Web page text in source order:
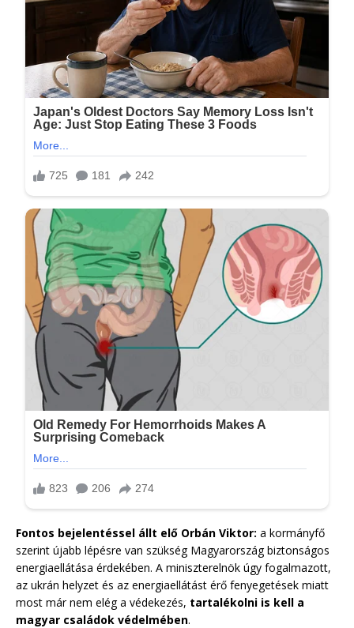
Fontos bejelentéssel állt elő Orbán Viktor: a kormányfő
szerint újabb lépésre van szükség Magyarország biztonságos
energiaellátása érdekében. A miniszterelnök úgy fogalmazott,
az ukrán helyzet és az energiaellátást érő fenyegetések miatt
most már nem elég a védekezés, tartalékolni is kell a
magyar családok védelmében.